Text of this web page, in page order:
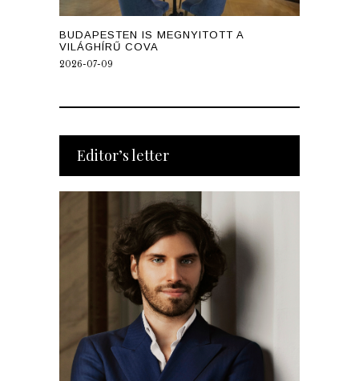
BUDAPESTEN IS MEGNYITOTT A
VILÁGHÍRŰ COVA
2026-07-09
Editor’s letter